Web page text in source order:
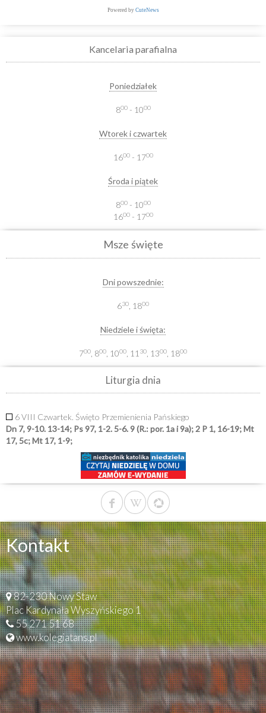
Powered by CuteNews
Kancelaria parafialna
Poniedziałek
800- 1000
Wtorek i czwartek
1600- 1700
Środa i piątek
800- 1000
1600- 1700
Msze święte
Dni powszednie:
630 , 1800
Niedziele i święta:
700 , 800 , 1000 , 11 30 , 1300 , 1800
Liturgia dnia
6 VIII Czwartek. Święto Przemienienia Pańskiego
Dn 7, 9-10. 13-14; Ps 97, 1-2. 5-6. 9 (R.: por. 1a i 9a); 2 P 1, 16-19; Mt
17, 5c; Mt 17, 1-9;
Kontakt
82-230 Nowy Staw
Plac Kardynała Wyszyńskiego 1
55 271 51 68
www.kolegiatans.pl